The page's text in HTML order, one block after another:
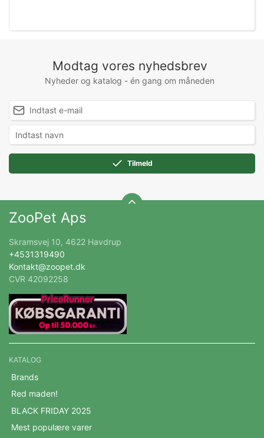
Modtag vores nyhedsbrev
Nyheder og katalog - én gang om måneden
Tilmeld
ZooPet Aps
Skramsvej 10, 4622 Havdrup
+4531319490
Kontakt@zoopet.dk
CVR 42092258
KATALOG
Brands
Red maden!
BLACK FRIDAY 2025
Mest populære varer